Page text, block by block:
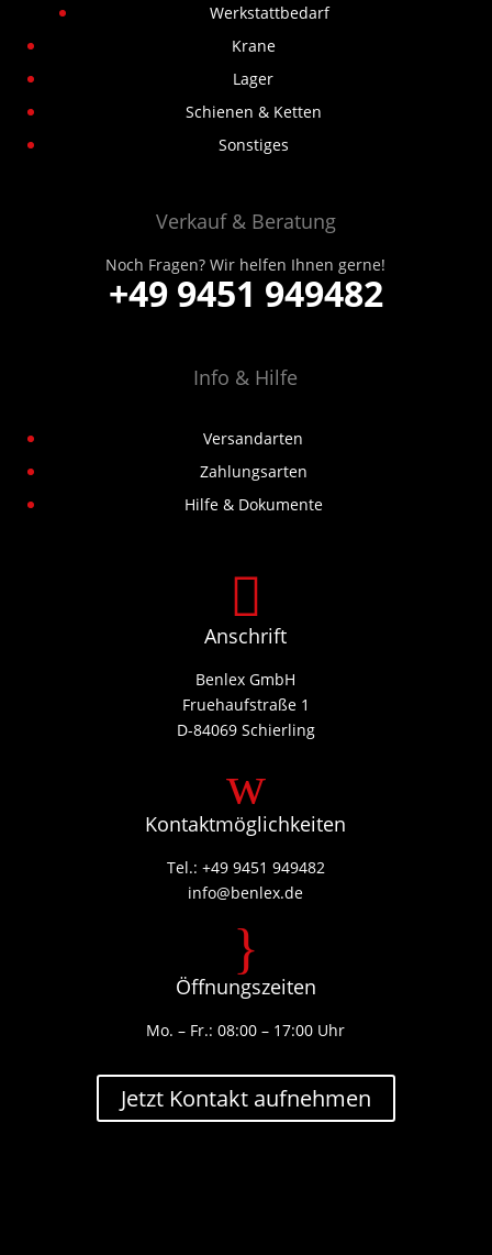
Werkstattbedarf
Krane
Lager
Schienen & Ketten
Sonstiges
Verkauf & Beratung
Noch Fragen? Wir helfen Ihnen gerne!
+49 9451 949482
Info & Hilfe
Versandarten
Zahlungsarten
Hilfe & Dokumente

Anschrift
Benlex GmbH
Fruehaufstraße 1
D-84069 Schierling
w
Kontaktmöglichkeiten
Tel.: +49 9451 949482
info@benlex.de
}
Öffnungszeiten
Mo. – Fr.: 08:00 – 17:00 Uhr
Jetzt Kontakt aufnehmen